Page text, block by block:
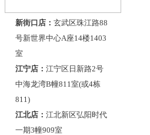
新街口店： 玄武区珠江路88
号新世界中心A座14楼1403
室
江宁店： 江宁区日新路2号
中海龙湾B幢811室(或4栋
811)
江北店： 江北新区弘阳时代
一期3幢909室